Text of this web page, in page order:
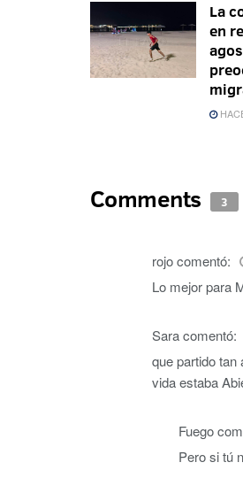
La
en
Comments 3
rojocomentó:
Lo mejor para
Saracomentó:
que partido tan
vida estaba
Fuego
Pero si tú